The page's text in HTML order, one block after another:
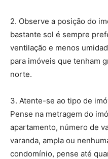
2. Observe a posição do
bastante sol é sempre
ventilação e menos
para imóveis que tenham
norte.
3. Atente-se ao tipo de
Pense na metragem do
apartamento, número de
varanda, ampla ou
condomínio, pense até